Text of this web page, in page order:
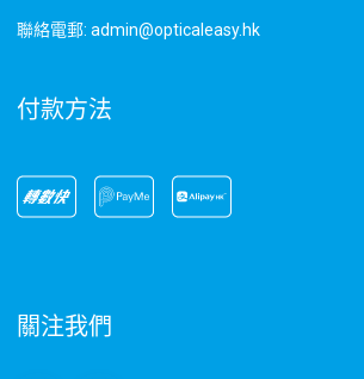
聯絡電郵: admin@opticaleasy.hk
付款方法
關注我們